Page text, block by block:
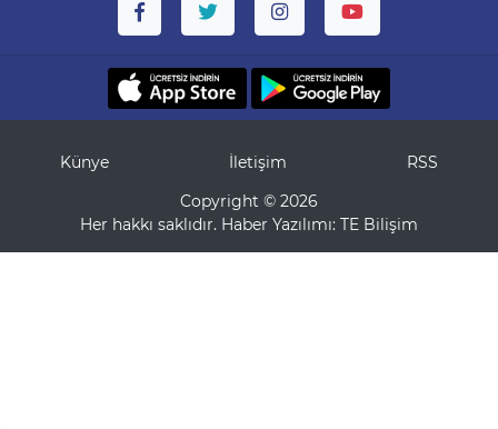
Künye İletişim
RSS
Copyright © 2026
Her hakkı saklıdır. Haber Yazılımı: TE Bilişim